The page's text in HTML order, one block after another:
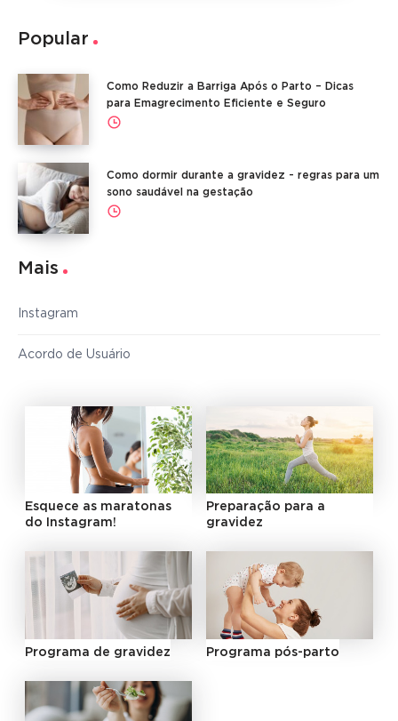
Popular
Como Reduzir a Barriga Após o Parto – Dicas
para Emagrecimento Eficiente e Seguro
Como dormir durante a gravidez - regras para um
sono saudável na gestação
Mais
Instagram
Acordo de Usuário
Esquece as maratonas
do Instagram!
Preparação para a
gravidez
Programa de gravidez Programa pós-parto